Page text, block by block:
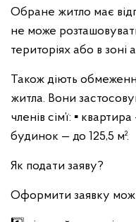
Обране житло має
не може
територіях або в зоні
Також діють
житла. Вони
членів сім’ї: ▪️ квартира
будинок — до 125,5 м².
Як подати заяву?
Оформити заявку